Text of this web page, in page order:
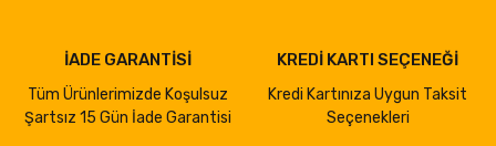
İADE GARANTİSİ
Tüm Ürünlerimizde Koşulsuz
Şartsız 15 Gün İade Garantisi
KREDİ KARTI SEÇENEĞİ
Kredi Kartınıza Uygun Taksit
Seçenekleri